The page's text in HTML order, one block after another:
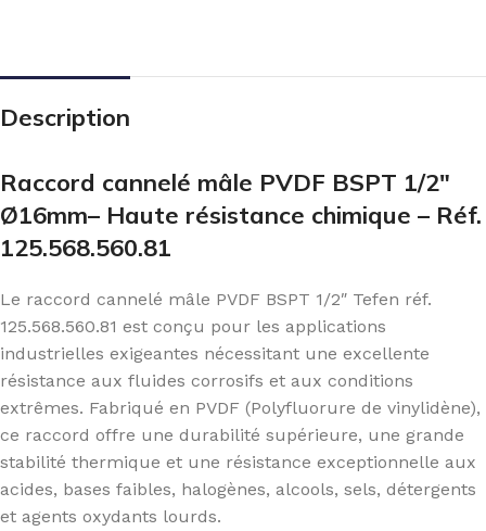
Description
Raccord cannelé mâle PVDF BSPT 1/2″
Ø16mm– Haute résistance chimique – Réf.
125.568.560.81
Le raccord cannelé mâle PVDF BSPT 1/2″ Tefen réf.
125.568.560.81 est conçu pour les applications
industrielles exigeantes nécessitant une excellente
résistance aux fluides corrosifs et aux conditions
extrêmes. Fabriqué en PVDF (Polyfluorure de vinylidène),
ce raccord offre une durabilité supérieure, une grande
stabilité thermique et une résistance exceptionnelle aux
acides, bases faibles, halogènes, alcools, sels, détergents
et agents oxydants lourds.